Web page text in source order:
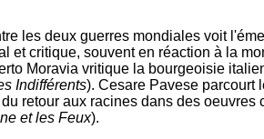
les deux guerres mondiales voit
et critique, souvent en réaction à la
Moravia vritique la bourgeoisie
Indifférents). Cesare Pavese parcourt
du retour aux racines dans des oeuvres
et les Feux).